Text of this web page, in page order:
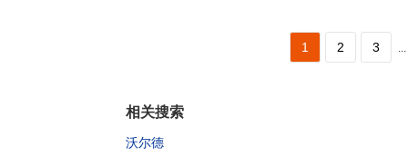
1 2 3 ...
相关搜索
沃尔德